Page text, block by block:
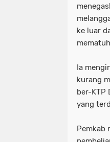
ke luar
Ia
kurang
ber-KTP
yang
Pemkab